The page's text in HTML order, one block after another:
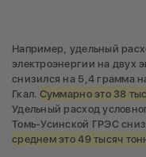
Например, удельный
электроэнергии на двух
снизился на 5,4 грамма
Гкал. Суммарно это 38
Удельный расход
Томь-Усинской ГРЭС
среднем это 49 тысяч